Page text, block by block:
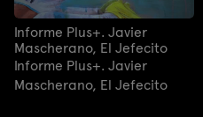
Informe Plus+. Javier
Mascherano, El Jefecito
Informe Plus+. Javier
Mascherano, El Jefecito